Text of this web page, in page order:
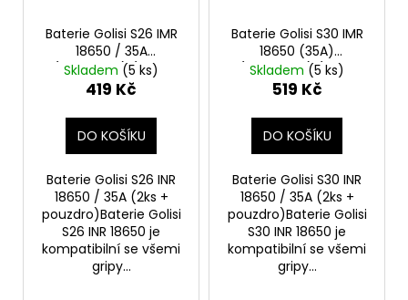
Baterie Golisi S26 IMR
18650 / 35A
(2600mAh) (2ks +
pouzdro)
Skladem (5 ks)
419 Kč
DO KOŠÍKU
Baterie Golisi S26 INR
18650 / 35A (2ks +
pouzdro)Baterie Golisi
S26 INR 18650 je
kompatibilní se všemi
gripy...
Baterie Golisi S30 IMR
18650 (35A)
(3000mAh) (2ks +
pouzdro)
Skladem (5 ks)
519 Kč
DO KOŠÍKU
Baterie Golisi S30 INR
18650 / 35A (2ks +
pouzdro)Baterie Golisi
S30 INR 18650 je
kompatibilní se všemi
gripy...